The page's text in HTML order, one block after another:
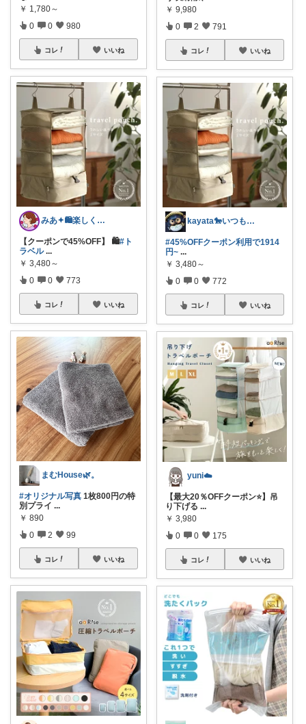
￥ 1,780～
0 0 980
コレ いいね
みあ✦🛍️楽しくお買い物
【クーポンで45%OFF】 🛍️#ト
ラベル ...
￥ 3,480～
0 0 773
コレ いいね
まむHouse🌿。
#オリジナル写真 1枚800円の特
別プライ ...
￥ 890
0 2 99
コレ いいね
￥ 9,980
0 2 791
コレ いいね
kayata🐎いつもありがとう😊
#45%OFFクーポン利用で1914
円~ ...
￥ 3,480～
0 0 772
コレ いいね
yuni☁️
【最大20％OFFクーポン⭐️】吊
り下げる ...
￥ 3,980
0 0 175
コレ いいね